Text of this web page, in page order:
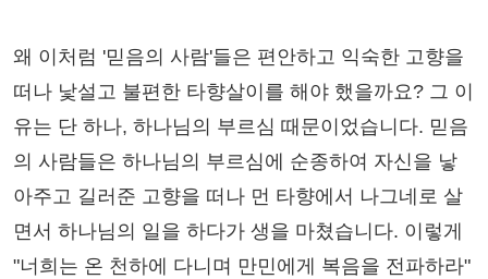
왜 이처럼 '믿음의 사람'들은 편안하고 익숙한 고향을
떠나 낯설고 불편한 타향살이를 해야 했을까요? 그 이
유는 단 하나, 하나님의 부르심 때문이었습니다. 믿음
의 사람들은 하나님의 부르심에 순종하여 자신을 낳
아주고 길러준 고향을 떠나 먼 타향에서 나그네로 살
면서 하나님의 일을 하다가 생을 마쳤습니다. 이렇게
"너희는 온 천하에 다니며 만민에게 복음을 전파하라"